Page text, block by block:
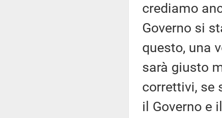
crediamo
Governo si
questo, una
sarà giusto
correttivi, se
il Governo e